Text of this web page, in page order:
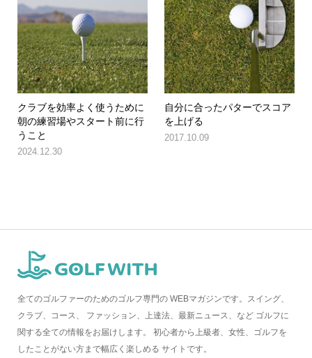
クラブを効率よく使うために
朝の練習場やスタート前に行
うこと
2024.12.30
自分に合ったパターでスコア
を上げる
2017.10.09
全てのゴルファーのためのゴルフ専門の WEBマガジンです。スイング、
クラブ、コース、 ファッション、上達法、最新ニュース、など ゴルフに
関する全ての情報をお届けします。 初心者から上級者、女性、ゴルフを
したことがない方まで幅広く楽しめる サイトです。